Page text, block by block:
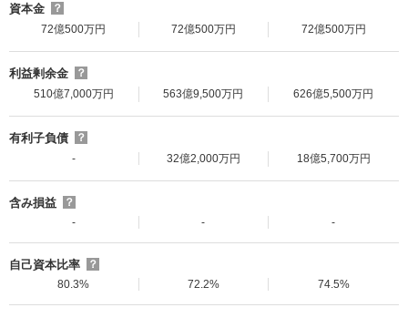
資本金
？
72億500万円
72億500万円 72億500万円
利益剰余金
？
510億7,000万円
563億9,500万円 626億5,500万円
有利子負債
？
-
32億2,000万円 18億5,700万円
含み損益
？
-
- -
自己資本比率
？
80.3%
72.2% 74.5%